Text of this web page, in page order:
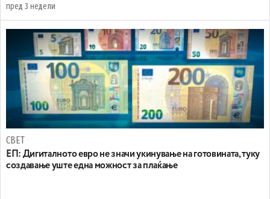
пред 3 недели
СВЕТ
ЕП: Дигиталното евро не значи укинување на готовината, туку
создавање уште една можност за плаќање